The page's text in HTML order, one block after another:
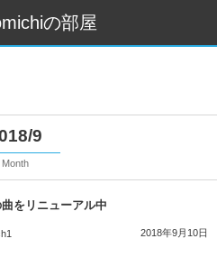
の部屋
9
Month
をリニューアル中
2018年9月10日